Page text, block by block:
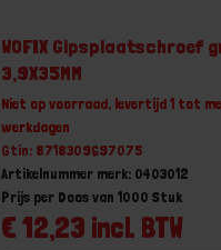
WOFIX Gipsplaatschroef
3,9X35MM
Niet op voorraad, levertijd 1 tot
werkdagen
Gtin: 8718309697075
Artikelnummer merk: 0403012
€ 12,23 incl. BTW
Prijs per Doos van 1000 Stuk